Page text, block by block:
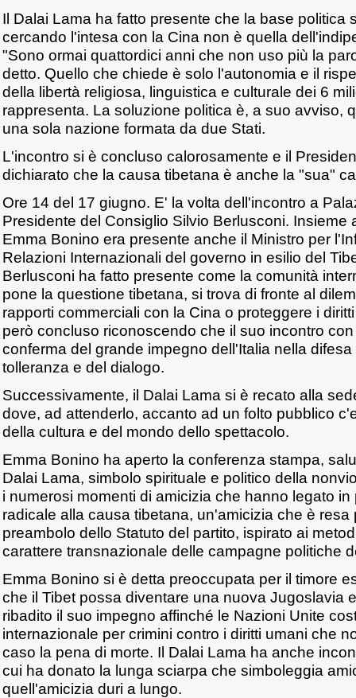
Il Dalai Lama ha fatto presente che la base politica
cercando l'intesa con la Cina non è quella
"Sono ormai quattordici anni che non uso più la
detto. Quello che chiede è solo l'autonomia e il
della libertà religiosa, linguistica e culturale dei 6
rappresenta. La soluzione politica è, a suo avviso,
una sola nazione formata da due Stati.
L'incontro si è concluso calorosamente e il
dichiarato che la causa tibetana è anche la "sua"
Ore 14 del 17 giugno. E' la volta dell'incontro a
Presidente del Consiglio Silvio Berlusconi. Insieme
Emma Bonino era presente anche il Ministro per
Relazioni Internazionali del governo in esilio del
Berlusconi ha fatto presente come la comunità
pone la questione tibetana, si trova di fronte al
rapporti commerciali con la Cina o proteggere i
però concluso riconoscendo che il suo incontro
conferma del grande impegno dell'Italia nella
tolleranza e del dialogo.
Successivamente, il Dalai Lama si è recato alla
dove, ad attenderlo, accanto ad un folto pubblico
della cultura e del mondo dello spettacolo.
Emma Bonino ha aperto la conferenza stampa,
Dalai Lama, simbolo spirituale e politico della
i numerosi momenti di amicizia che hanno legato in
radicale alla causa tibetana, un'amicizia che è resa
preambolo dello Statuto del partito, ispirato ai
carattere transnazionale delle campagne politiche
Emma Bonino si è detta preoccupata per il timore
che il Tibet possa diventare una nuova Jugoslavia
ribadito il suo impegno affinché le Nazioni Unite
internazionale per crimini contro i diritti umani che
caso la pena di morte. Il Dalai Lama ha anche
cui ha donato la lunga sciarpa che simboleggia
quell'amicizia duri a lungo.